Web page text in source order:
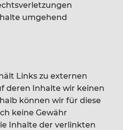
umgehend
Links zu externen
deren Inhalte wir keinen
können wir für diese
keine Gewähr
Inhalte der verlinkten